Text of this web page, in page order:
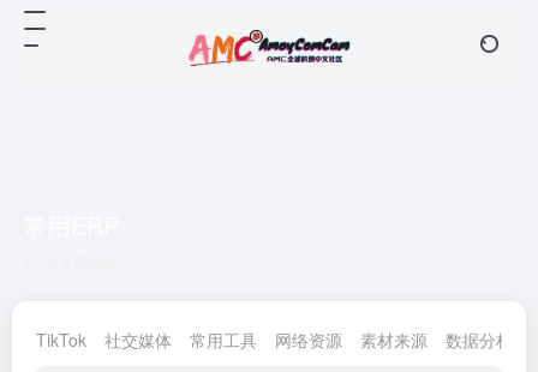
TikTok 社交媒体 常用工具 网络资源 素材来源 数据分析